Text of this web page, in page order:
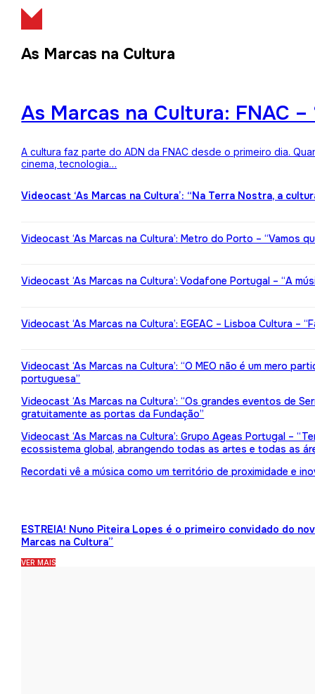
As Marcas na Cultura
As Marcas na Cultura: FNAC
A cultura faz parte do ADN da FNAC desde o primeiro dia.
cinema, tecnologia…
Videocast ‘As Marcas na Cultura’: “Na Terra Nostra, a
Videocast ‘As Marcas na Cultura’: Metro do Porto –
Videocast ‘As Marcas na Cultura’: Vodafone Portugal – “A
Videocast ‘As Marcas na Cultura’: EGEAC – Lisboa Cultura
Videocast ‘As Marcas na Cultura’: “O MEO não é um mero
portuguesa”
Videocast ‘As Marcas na Cultura’: “Os grandes eventos de
gratuitamente as portas da Fundação”
Videocast ‘As Marcas na Cultura’: Grupo Ageas Portugal –
ecossistema global, abrangendo todas as artes e todas as
Recordati vê a música como um território de proximidade e
ESTREIA! Nuno Piteira Lopes é o primeiro convidado do
Marcas na Cultura”
VER MAIS